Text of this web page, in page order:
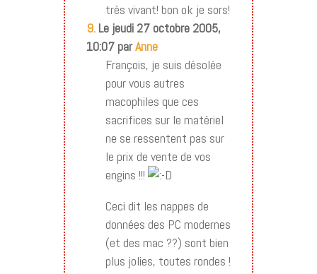
très vivant! bon ok je sors!
9.Le jeudi 27 octobre 2005,
10:07 parAnne
François, je suis désolée
pour vous autres
macophiles que ces
sacrifices sur le matériel
ne se ressentent pas sur
le prix de vente de vos
engins !!!
Ceci dit les nappes de
données des PC modernes
(et des mac ??) sont bien
plus jolies, toutes rondes !